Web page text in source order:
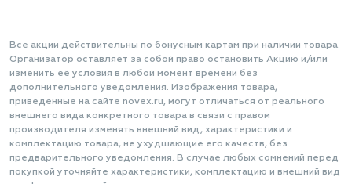
Все акции действительны по бонусным картам при наличии товара.
Организатор оставляет за собой право остановить Акцию и/или
изменить её условия в любой момент времени без
дополнительного уведомления. Изображения товара,
приведенные на сайте novex.ru, могут отличаться от реального
внешнего вида конкретного товара в связи с правом
производителя изменять внешний вид, характеристики и
комплектацию товара, не ухудшающие его качеств, без
предварительного уведомления. В случае любых сомнений перед
покупкой уточняйте характеристики, комплектацию и внешний вид